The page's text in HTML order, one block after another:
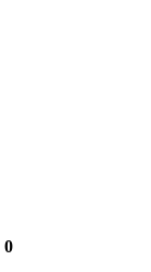
0